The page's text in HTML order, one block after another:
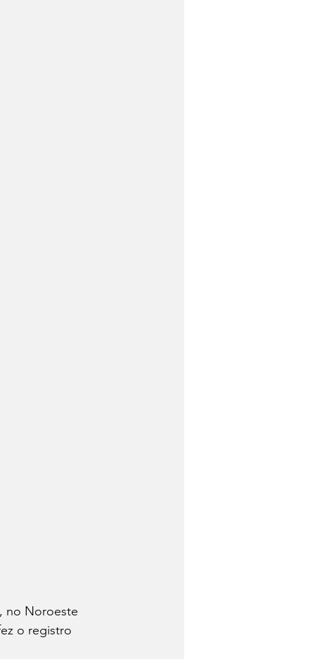
no Noroeste
o registro